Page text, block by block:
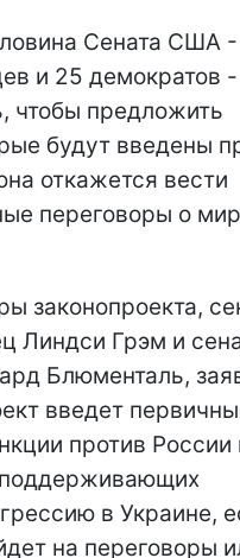
Сената США
и 25 демократов -
чтобы предложить
будут введены
откажется вести
переговоры о
законопроекта,
Линдси Грэм и
Блюменталь,
введет
против России
поддерживающих
в Украине,
на переговоры